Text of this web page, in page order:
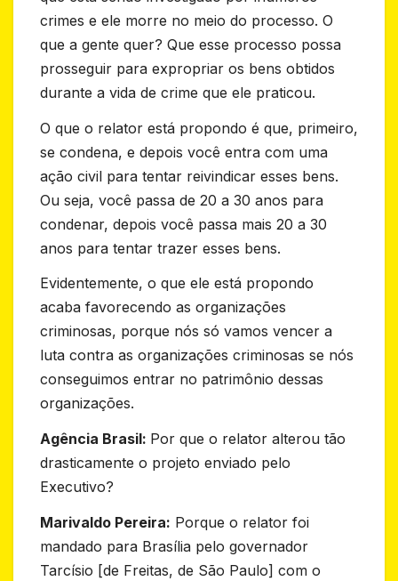
crimes e ele morre no meio do processo. O
que a gente quer? Que esse processo possa
prosseguir para expropriar os bens obtidos
durante a vida de crime que ele praticou.
O que o relator está propondo é que, primeiro,
se condena, e depois você entra com uma
ação civil para tentar reivindicar esses bens.
Ou seja, você passa de 20 a 30 anos para
condenar, depois você passa mais 20 a 30
anos para tentar trazer esses bens.
Evidentemente, o que ele está propondo
acaba favorecendo as organizações
criminosas, porque nós só vamos vencer a
luta contra as organizações criminosas se nós
conseguimos entrar no patrimônio dessas
organizações.
Agência Brasil: Por que o relator alterou tão
drasticamente o projeto enviado pelo
Executivo?
Marivaldo Pereira: Porque o relator foi
mandado para Brasília pelo governador
Tarcísio [de Freitas, de São Paulo] com o